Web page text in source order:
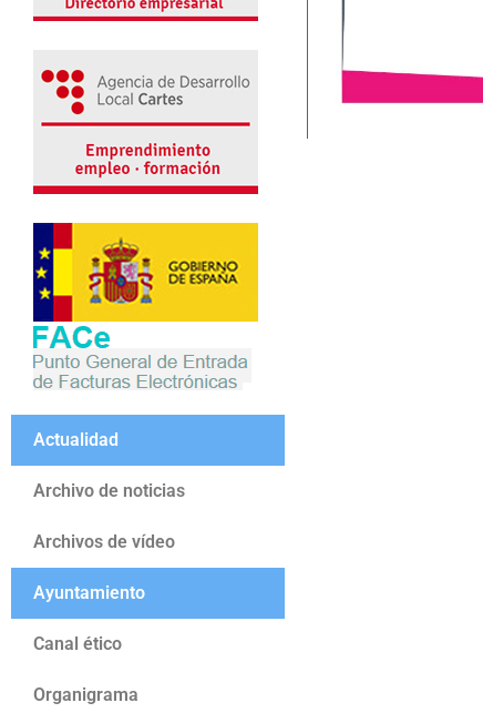
Actualidad
Archivo de noticias
Archivos de vídeo
Ayuntamiento
Canal ético
Organigrama